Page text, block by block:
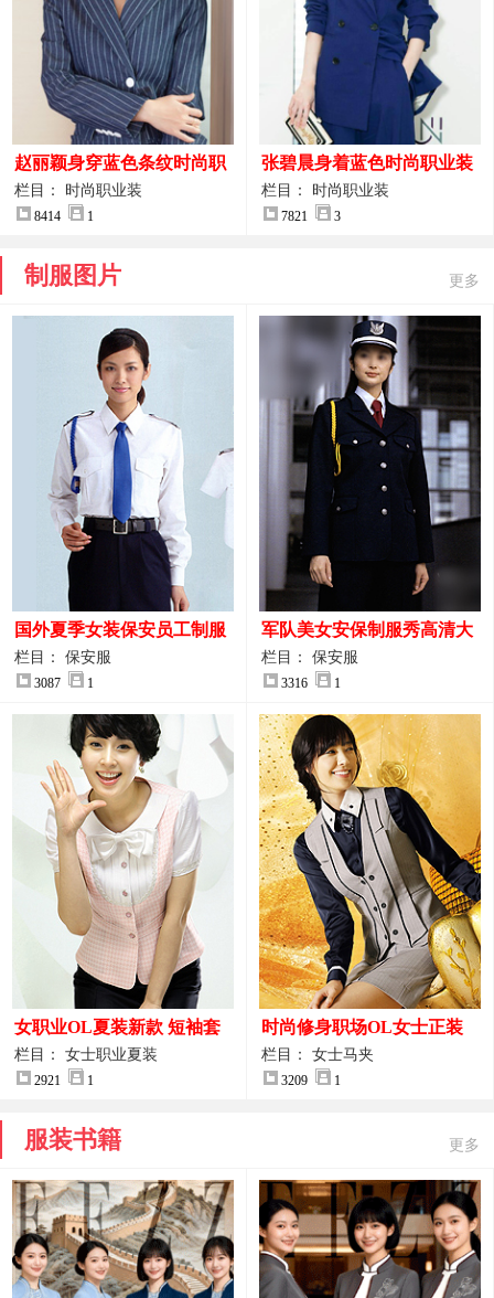
赵丽颖身穿蓝色条纹时尚职
业装图片
栏目： 时尚职业装
8414 1
张碧晨身着蓝色时尚职业装
服装图片
栏目： 时尚职业装
7821 3
制服图片 更多
国外夏季女装保安员工制服
装大图
栏目： 保安服
3087 1
军队美女安保制服秀高清大
图
栏目： 保安服
3316 1
女职业OL夏装新款 短袖套
装女正装
栏目： 女士职业夏装
2921 1
时尚修身职场OL女士正装
马甲拍摄大图
栏目： 女士马夹
3209 1
服装书籍 更多